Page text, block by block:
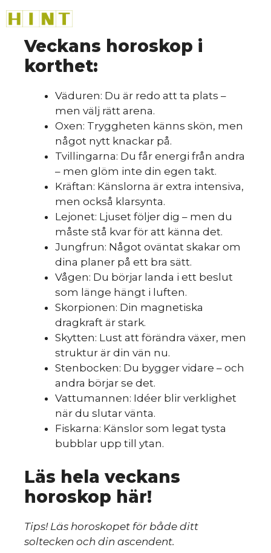
till
innehållVeckans horoskop i
korthet:
Väduren: Du är redo att ta plats –
men välj rätt arena.
Oxen: Tryggheten känns skön, men
något nytt knackar på.
Tvillingarna: Du får energi från andra
– men glöm inte din egen takt.
Kräftan: Känslorna är extra intensiva,
men också klarsynta.
Lejonet: Ljuset följer dig – men du
måste stå kvar för att känna det.
Jungfrun: Något oväntat skakar om
dina planer på ett bra sätt.
Vågen: Du börjar landa i ett beslut
som länge hängt i luften.
Skorpionen: Din magnetiska
dragkraft är stark.
Skytten: Lust att förändra växer, men
struktur är din vän nu.
Stenbocken: Du bygger vidare – och
andra börjar se det.
Vattumannen: Idéer blir verklighet
när du slutar vänta.
Fiskarna: Känslor som legat tysta
bubblar upp till ytan.
Läs hela veckans
horoskop här!
Tips! Läs horoskopet för både ditt
soltecken och din ascendent.